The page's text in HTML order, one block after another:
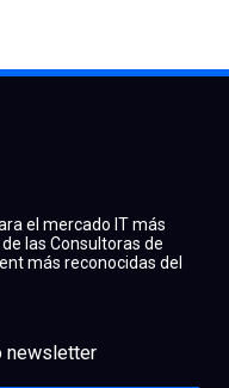
el mercado IT más
las Consultoras de
más reconocidas del
newsletter